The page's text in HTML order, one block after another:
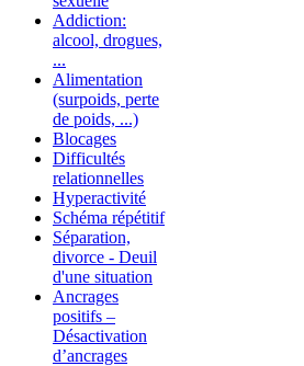
Addiction:
alcool, drogues,
...
Alimentation
(surpoids, perte
de poids, ...)
Blocages
Difficultés
relationnelles
Hyperactivité
Schéma répétitif
Séparation,
divorce - Deuil
d'une situation
Ancrages
positifs –
Désactivation
d’ancrages